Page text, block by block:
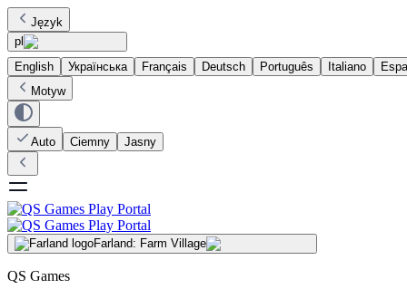
Język
pl
English
Українська Français Deutsch Português Italiano
Motyw
Auto Ciemny Jasny
Farland: Farm Village
QS Games